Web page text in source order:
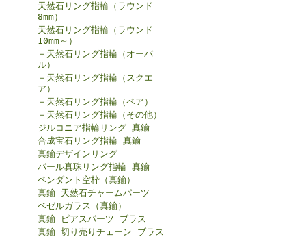
天然石リング指輪（ラウンド
8mm）
天然石リング指輪（ラウンド
10mm～）
＋天然石リング指輪（オーバ
ル）
＋天然石リング指輪（スクエ
ア）
＋天然石リング指輪（ペア）
＋天然石リング指輪（その他）
ジルコニア指輪リング 真鍮
合成宝石リング指輪 真鍮
真鍮デザインリング
パール真珠リング指輪 真鍮
ペンダント空枠（真鍮）
真鍮 天然石チャームパーツ
ベゼルガラス（真鍮）
真鍮 ピアスパーツ ブラス
真鍮 切り売りチェーン ブラス